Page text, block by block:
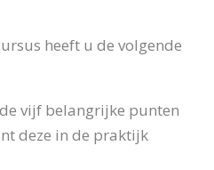
heeft u de volgende
vijf belangrijke punten
deze in de praktijk